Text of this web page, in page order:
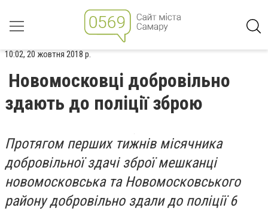
10:02, 20 жовтня 2018 р.
Новомосковці добровільно
здають до поліції зброю
Протягом перших тижнів місячника
добровільної здачі зброї мешканці
новомосковська та Новомосковського
району добровільно здали до поліції 6